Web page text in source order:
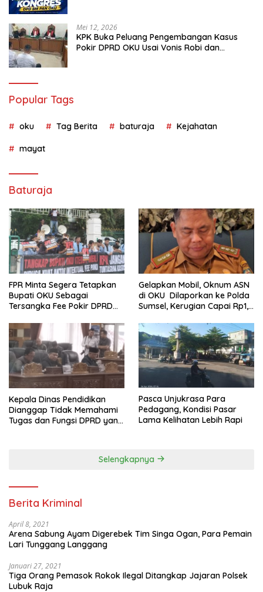
Mei 12, 2026
KPK Buka Peluang Pengembangan Kasus
Pokir DPRD OKU Usai Vonis Robi dan
Popular Tags
oku Tag Berita baturaja Kejahatan
mayat
Baturaja
FPR Minta Segera Tetapkan
Bupati OKU Sebagai
Tersangka Fee Pokir DPRD
Gelapkan Mobil, Oknum ASN
di OKU Dilaporkan ke Polda
Sumsel, Kerugian Capai Rp1,2
Kepala Dinas Pendidikan
Dianggap Tidak Memahami
Tugas dan Fungsi DPRD yang
Pasca Unjukrasa Para
Pedagang, Kondisi Pasar
Lama Kelihatan Lebih Rapi
Selengkapnya
Berita Kriminal
April 8, 2021
Arena Sabung Ayam Digerebek Tim Singa Ogan, Para Pemain
Lari Tunggang Langgang
Januari 27, 2021
Tiga Orang Pemasok Rokok Ilegal Ditangkap Jajaran Polsek
Lubuk Raja